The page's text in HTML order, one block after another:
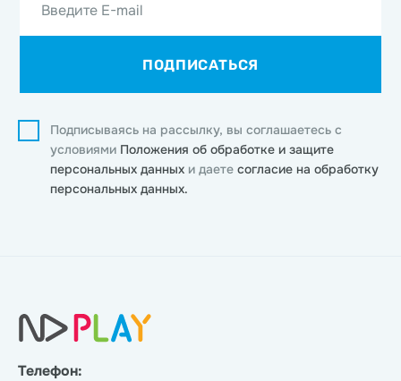
Введите E-mail
ПОДПИСАТЬСЯ
Подписываясь на рассылку, вы соглашаетесь с
условиями Положения об обработке и защите
персональных данных и даете согласие на обработку
персональных данных.
Телефон: